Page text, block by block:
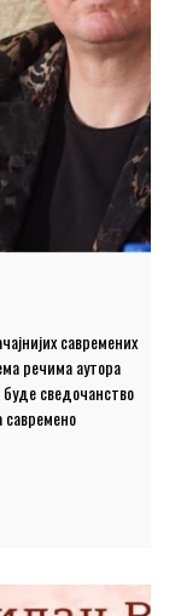
савремених
речима аутора
сведочанство
и тумачења
активности,
који није писан да
ХАЛИЛОВИЋ,